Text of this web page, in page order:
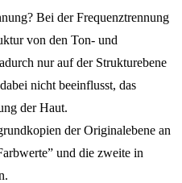
Bei der Frequenztrennung
von den Ton- und
nur auf der Strukturebene
nicht beeinflusst, das
der Haut.
der Originalebene an
und die zweite in